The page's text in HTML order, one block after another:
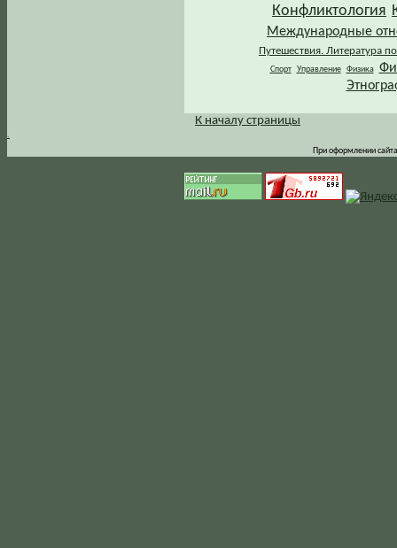
Конфликтология
Международные
Путешествия. Литература
Спорт Управление Физика
.
К началу страницы
При оформлении